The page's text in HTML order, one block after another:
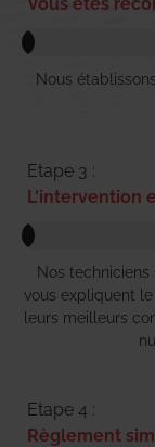
Nous
Etape 3 :
L'intervention
Nos
vous expliquent
leurs meilleurs
Etape 4 :
Règlement